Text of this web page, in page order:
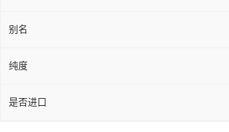
别名
纯度
是否进口